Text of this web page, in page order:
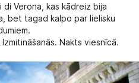
Verona, kas kādreiz bija
bet tagad kalpo par lielisku
Nakts viesnīcā.